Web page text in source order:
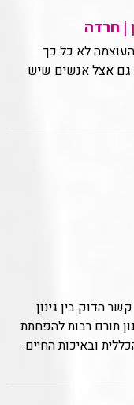
| חרדה
לא כל כך
גם אצל אנשים שיש
הדוק בין גינון
תורם רבות להפחתת
ובאיכות החיים.